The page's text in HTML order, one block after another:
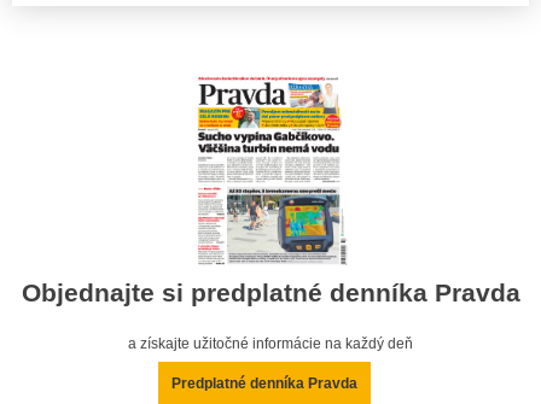
Objednajte si predplatné denníka Pravda
a získajte užitočné informácie na každý deň
Predplatné denníka Pravda